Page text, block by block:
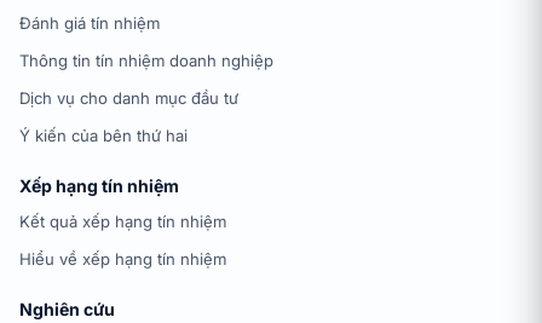
Đánh giá tín nhiệm
Thông tin tín nhiệm doanh nghiệp
Dịch vụ cho danh mục đầu tư
Ý kiến của bên thứ hai
Xếp hạng tín nhiệm
Kết quả xếp hạng tín nhiệm
Hiểu về xếp hạng tín nhiệm
Nghiên cứu